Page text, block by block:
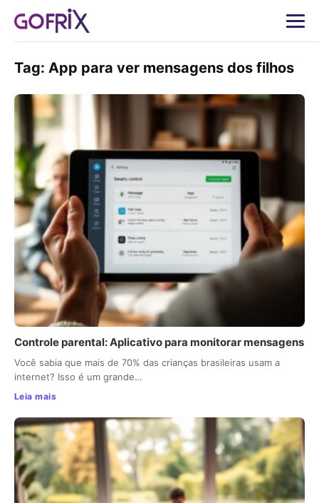
Tag: App para ver mensagens dos filhos
Controle parental: Aplicativo para monitorar mensagens
Você sabia que mais de 70% das crianças brasileiras usam a
internet? Isso é um grande…
Leia mais